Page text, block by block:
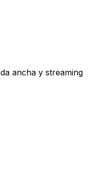
ancha y streaming